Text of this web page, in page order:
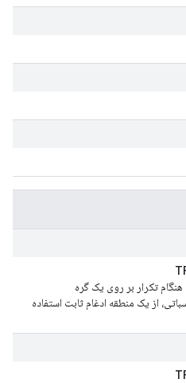
از یک منطقه ادغام ثابت استفاده